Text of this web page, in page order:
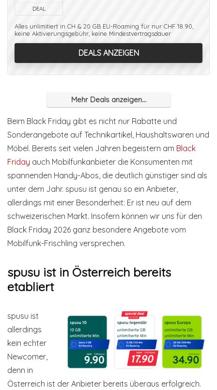
DEAL
Alles unlimitiert in CH & 20 GB EU-Roaming für nur CHF 18.90,
keine Aktivierungsgebühr, keine Mindestvertragsdauer
DEALS ANZEIGEN
Mehr Deals anzeigen...
Beim Black Friday gibt es nicht nur Rabatte und
Sonderangebote auf Technikartikel, Haushaltswaren und
Möbel. Bereits seit vielen Jahren begeistern am Black
Friday auch Mobilfunkanbieter die Konsumenten mit
spannenden Handy-Abos, die deutlich günstiger sind als
unter dem Jahr. spusu ist genau so ein Anbieter,
allerdings mit einer Besonderheit: Er ist neu auf dem
schweizerischen Markt. Insofern können wir uns für den
Black Friday 2026 ganz besondere Angebote vom
Mobilfunk-Frischling versprechen.
spusu ist in Österreich bereits
etabliert
spusu ist
allerdings
kein echter
Newcomer,
denn in
Österreich ist der Anbieter bereits überaus erfolgreich.